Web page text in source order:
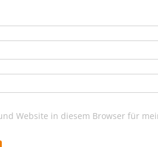
Website in diesem Browser für